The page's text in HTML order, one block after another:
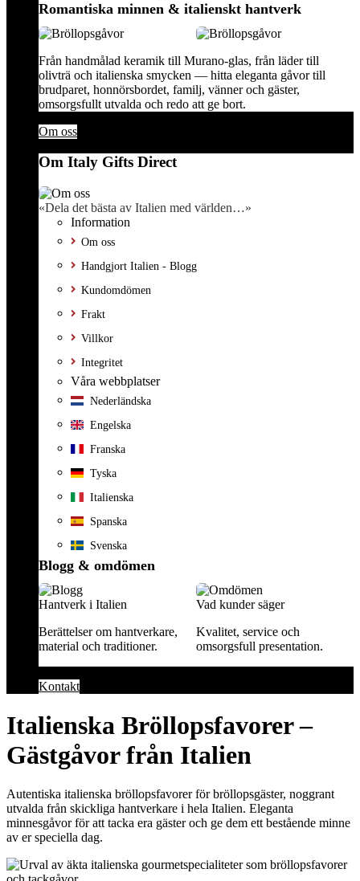
Romantiska minnen & italienskt hantverk
Från handmålad keramik till Murano-glas, från läder till
olivträ och italienska smycken — hitta eleganta gåvor till
brudparet, honnörsbordet, familj, vänner och gäster,
omsorgsfullt utvalda och redo att ge bort.
Om oss
Om Italy Gifts Direct
«Dela det bästa av Italien med världen…»
Information
Om oss
Handgjort Italien - Blogg
Kundomdömen
Frakt
Villkor
Integritet
Våra webbplatser
Nederländska
Engelska
Franska
Tyska
Italienska
Spanska
Svenska
Blogg & omdömen
Hantverk i Italien
Berättelser om hantverkare,
material och traditioner.
Vad kunder säger
Kvalitet, service och
omsorgsfull presentation.
Kontakt
Italienska Bröllopsfavorer –
Gästgåvor från Italien
Autentiska italienska bröllopsfavorer för bröllopsgäster, noggrant
utvalda från skickliga hantverkare i hela Italien. Eleganta
minnesgåvor för att tacka era gäster och ge dem ett bestående minne
av er speciella dag.